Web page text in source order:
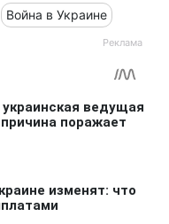
Война в Украине